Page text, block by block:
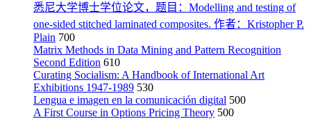
悉尼大学博士学位论文，题目：Modelling and testing of
one-sided stitched laminated composites. 作者：Kristopher P.
Plain 700
Matrix Methods in Data Mining and Pattern Recognition
Second Edition 610
Curating Socialism: A Handbook of International Art
Exhibitions 1947-1989 530
Lengua e imagen en la comunicación digital 500
A First Course in Options Pricing Theory 500